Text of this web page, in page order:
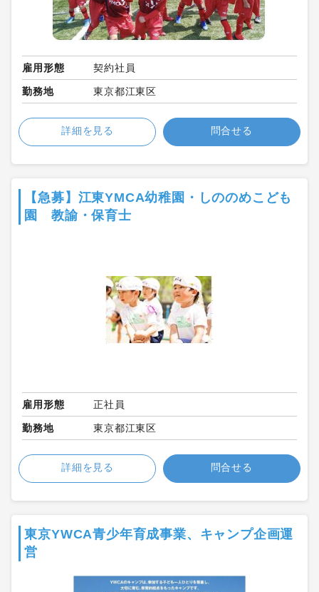
雇用形態 契約社員
勤務地 東京都江東区
詳細を見る 問合せる
【急募】江東YMCA幼稚園・しののめこども
園 教諭・保育士
雇用形態 正社員
勤務地 東京都江東区
詳細を見る 問合せる
東京YWCA青少年育成事業、キャンプ企画運
営